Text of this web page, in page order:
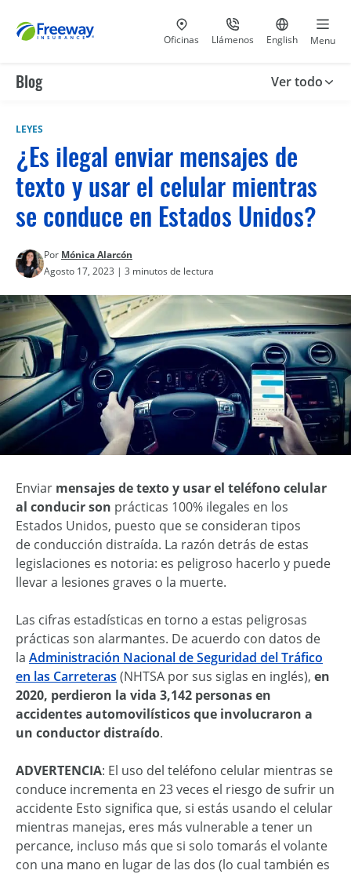
Visita nuestras
Oficinas Llámenos
al 800-441-5533
Ir al sitio
English Menu
Blog Ver todo
LEYES
¿Es ilegal enviar mensajes de
texto y usar el celular mientras
se conduce en Estados Unidos?
Por Mónica Alarcón
Agosto 17, 2023 | 3 minutos de lectura
Enviar mensajes de texto y usar el teléfono celular
al conducirson prácticas 100% ilegales en los
Estados Unidos, puesto que se consideran tipos
de conducción distraída. La razón detrás de estas
legislaciones es notoria: es peligroso hacerlo y puede
llevar a lesiones graves o la muerte.
Las cifras estadísticas en torno a estas peligrosas
prácticas son alarmantes. De acuerdo con datos de
la Administración Nacional de Seguridad del Tráfico
en las Carreteras (NHTSA por sus siglas en inglés), en
2020, perdieron la vida 3,142 personas en
accidentes automovilísticos que involucraron a
un conductor distraído.
ADVERTENCIA: El uso del teléfono celular mientras se
conduce incrementa en 23 veces el riesgo de sufrir un
accidente Esto significa que, si estás usando el celular
mientras manejas, eres más vulnerable a tener un
percance, incluso más que si solo tomarás el volante
con una mano en lugar de las dos (lo cual también es